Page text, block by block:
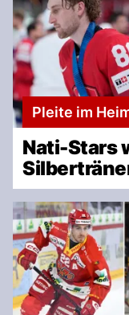
Pleite im
Nati-Stars